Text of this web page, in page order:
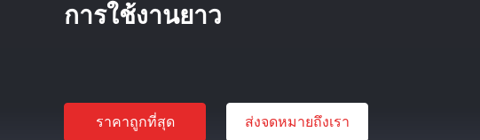
การใช้งานยาว
ราคาถูกที่สุด ส่งจดหมายถึงเรา